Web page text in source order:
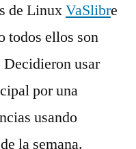
de LinuxVaSlibre
todos ellos son
usar
por una
usando
la semana.